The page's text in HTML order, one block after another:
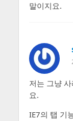
말이지요.
저는 그냥
요.
IE7의 탭 기